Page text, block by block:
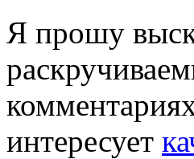
Я прошу
интересует